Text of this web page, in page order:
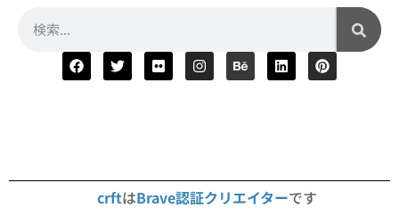
crftはBrave認証クリエイターです